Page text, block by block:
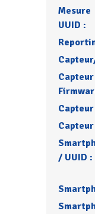
Mesure
UUID :
/ UUID :